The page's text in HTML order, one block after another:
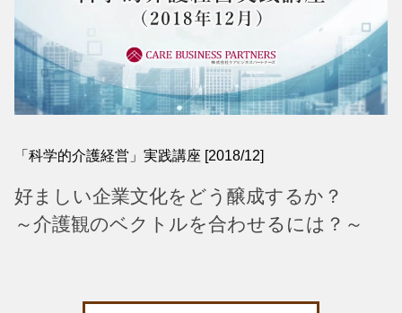
「科学的介護経営」実践講座 [2018/12]
好ましい企業文化をどう醸成するか？
～介護観のベクトルを合わせるには？～